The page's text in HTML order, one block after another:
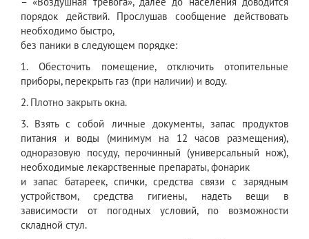
порядок действий. Прослушав сообщение действовать
необходимо быстро,
без паники в следующем порядке:
1. Обесточить помещение, отключить отопительные
приборы, перекрыть газ (при наличии) и воду.
2. Плотно закрыть окна.
3. Взять с собой личные документы, запас продуктов
питания и воды (минимум на 12 часов размещения),
одноразовую посуду, перочинный (универсальный нож),
необходимые лекарственные препараты, фонарик
и запас батареек, спички, средства связи с зарядным
устройством, средства гигиены, надеть вещи в
зависимости от погодных условий, по возможности
складной стул.